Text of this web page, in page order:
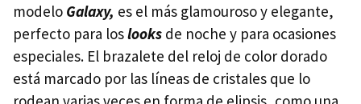
modelo Galaxy, es el más glamouroso y elegante,
perfecto para loslooks de noche y para ocasiones
especiales. El brazalete del reloj de color dorado
está marcado por las líneas de cristales que lo